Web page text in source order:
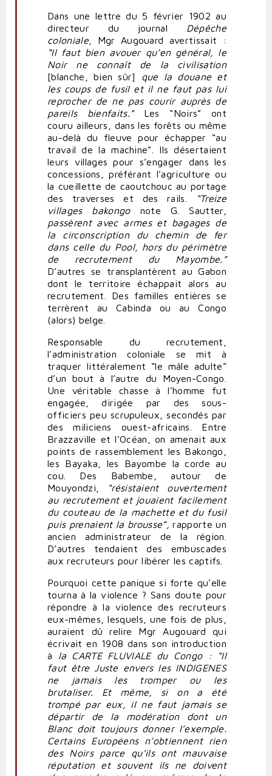
Dans une lettre du 5 février 1902 au
directeur du journal Dépêche
coloniale, Mgr Augouard avertissait :
“Il faut bien avouer qu’en général, le
Noir ne connaît de la civilisation
[blanche, bien sûr] que la douane et
les coups de fusil et il ne faut pas lui
reprocher de ne pas courir auprès de
pareils bienfaits.”Les “Noirs” ont
couru ailleurs, dans les forêts ou même
au-delà du fleuve pour échapper “au
travail de la machine”. Ils désertaient
leurs villages pour s’engager dans les
concessions, préférant l’agriculture ou
la cueillette de caoutchouc au portage
des traverses et des rails.
“Treize
villages bakongonote G. Sautter,
passèrent avec armes et bagages de
la circonscription du chemin de fer
dans celle du Pool, hors du périmètre
de recrutement du Mayombe.”
D’autres se transplantèrent au Gabon
dont le territoire échappait alors au
recrutement. Des familles entières se
terrèrent au Cabinda ou au Congo
(alors) belge.
Responsable du recrutement,
l’administration coloniale se mit à
traquer littéralement “le mâle adulte”
d’un bout à l’autre du Moyen-Congo.
Une véritable chasse à l’homme fut
engagée, dirigée par des sous-
officiers peu scrupuleux, secondés par
des miliciens ouest-africains. Entre
Brazzaville et l’Océan, on amenait aux
points de rassemblement les Bakongo,
les Bayaka, les Bayombe la corde au
cou. Des Babembe, autour de
Mouyondzi,
“résistaient ouvertement
au recrutement et jouaient facilement
du couteau de la machette et du fusil
puis prenaient la brousse”, rapporte un
ancien administrateur de la région.
D’autres tendaient des embuscades
aux recruteurs pour libérer les captifs.
Pourquoi cette panique si forte qu’elle
tourna à la violence ? Sans doute pour
répondre à la violence des recruteurs
eux-mêmes, lesquels, une fois de plus,
auraient dû relire Mgr Augouard qui
écrivait en 1908 dans son introduction
à la CARTE FLUVIALE du Congo : “Il
faut être Juste envers les INDIGENES
ne jamais les tromper ou les
brutaliser. Et même, si on a été
trompé par eux, il ne faut jamais se
départir de la modération dont un
Blanc doit toujours donner l’exemple.
Certains Européens n’obtiennent rien
des Noirs parce qu’ils ont mauvaise
réputation et souvent ils ne doivent